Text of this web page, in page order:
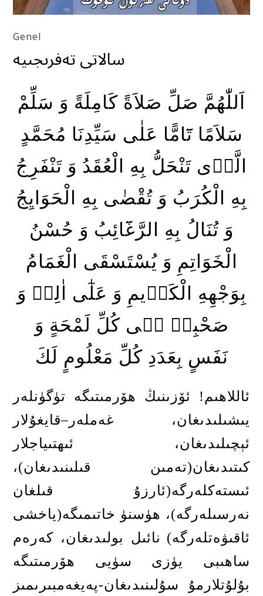
Genel
سالاتى تەفرىجىيە
اَللّٰهُمَّ صَلِّ صَلاَةً كَامِلَةً وَ سَلِّمْ
سَلاَمًا تَٓامًّا عَلٰى سَيِّدِنَا مُحَمَّدٍ
الَّذ۪ى تَنْحَلُّ بِهِ الْعُقَدُ وَ تَنْفَرِجُ
بِهِ الْكُرَبُ وَ تُقْضٰى بِهِ الْحَوَايِجُ
وَ تُنَالُ بِهِ الرَّغَٓائِبُ وَ حُسْنُ
الْخَوَاتِمِ وَ يُسْتَسْقَى الْغَمَامُ
بِوَجْهِهِ الْكَر۪يمِ وَ عَلٰٓى اٰلِه۪ وَ
صَحْبِه۪ ف۪ى كُلِّ لَمْحَةٍ وَ
نَفَسٍ بِعَدَدِ كُلِّ مَعْلُومٍ لَكَ
ئاللاھىم! ئۆز ىنىڭ ھۆرمىتىگە تۈگۈنلەر
يىشىلىدىغان، غەملەر –قايغۇلار
ئېچىلىدىغان، ئىھتىياجلار
كىتىدىغان(تەمىن قىلىنىدىغان)،
ئىستەكلەرگە(ئارزۇ قىلغان
نەرسىلەرگە)، ھۈسنۈ خاتىمىگە(ياخشى
ئاقىۋەتلەرگە) نائىل بولىدىغان، كەرەم
ساھىبى يۈزى سۈيى ھۆرمىتىگە
بۇلۇتلارمۇ سۇلىنىدىغان-پەيغەمبىرىمىز